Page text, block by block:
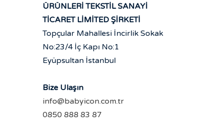
ÜRÜNLERİ TEKSTİL SANAYİ
TİCARET LİMİTED ŞİRKETİ
Topçular Mahallesi İncirlik Sokak
No:23/4 İç Kapı No:1
Eyüpsultan İstanbul
Bize Ulaşın
info@babyicon.com.tr
0850 888 83 87